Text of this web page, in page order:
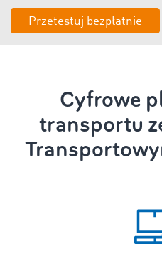
Przetestuj bezpłatnie
Cyfrowe
transportu